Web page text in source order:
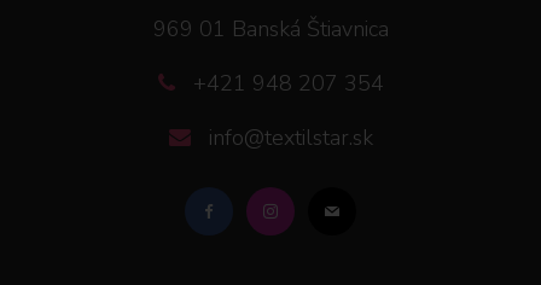
969 01 Banská Štiavnica
+421 948 207 354
info@textilstar.sk